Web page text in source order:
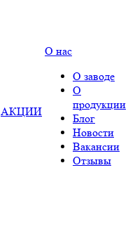
АКЦИИ
О нас
О заводе
О
продукции
Блог
Новости
Вакансии
Отзывы